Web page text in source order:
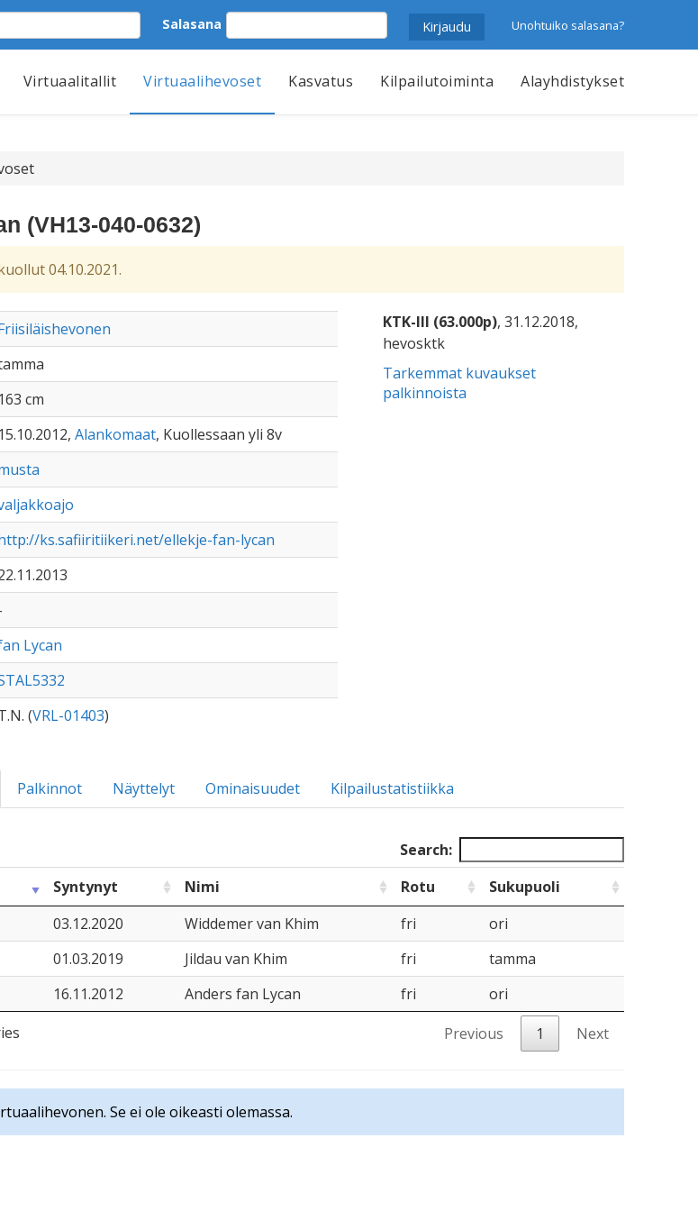
Salasana Unohtuiko salasana?
Virtuaalitallit Virtuaalihevoset Kasvatus Kilpailutoiminta Alayhdistykset
(VH13-040-0632)
04.10.2021.
163 cm
15.10.2012, Alankomaat, Kuollessaan yli 8v
ks.safiiritiikeri.net/ellekje-fan-lycan
Lycan
(VRL-01403)
KTK-III (63.000p), 31.12.2018,
hevosktk
Tarkemmat kuvaukset
palkinnoista
Palkinnot Näyttelyt Ominaisuudet Kilpailustatistiikka
Search:
Syntynyt Nimi Rotu
Sukupuoli
03.12.2020 Widdemer van Khim fri
ori
01.03.2019 Jildau van Khim fri
tamma
16.11.2012 Anders fan Lycan fri
ori
Previous 1 Next
Se ei ole oikeasti olemassa.